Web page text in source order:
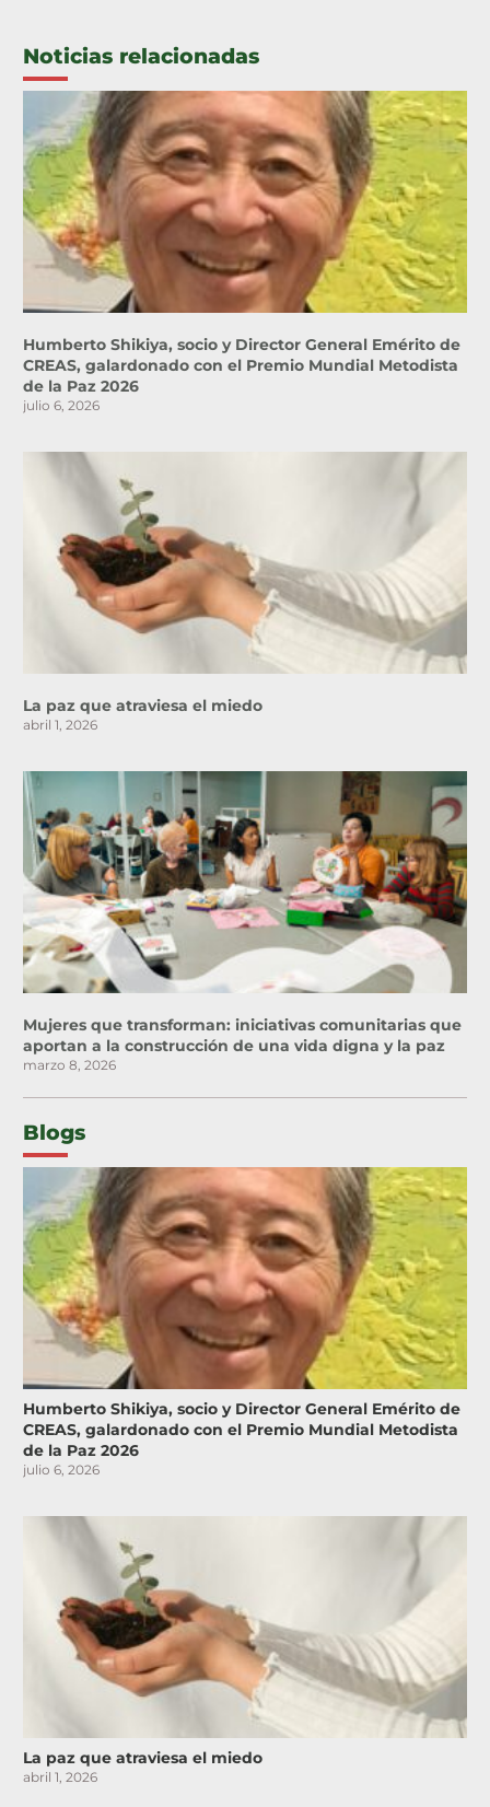
Noticias relacionadas
Humberto Shikiya, socio y Director General Emérito de
CREAS, galardonado con el Premio Mundial Metodista
de la Paz 2026
julio 6, 2026
La paz que atraviesa el miedo
abril 1, 2026
Mujeres que transforman: iniciativas comunitarias que
aportan a la construcción de una vida digna y la paz
marzo 8, 2026
Blogs
Humberto Shikiya, socio y Director General Emérito de
CREAS, galardonado con el Premio Mundial Metodista
de la Paz 2026
julio 6, 2026
La paz que atraviesa el miedo
abril 1, 2026